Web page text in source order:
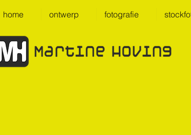
home ontwerp fotografie